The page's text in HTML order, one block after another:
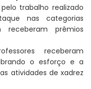
trabalho realizado
nas categorias
prêmios
receberam
o esforço e a
atividades de xadrez